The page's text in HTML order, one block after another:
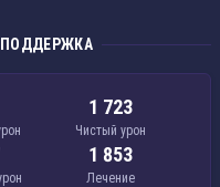
ПОДДЕРЖКА
1 723
Чистый урон
1 853
Лечение